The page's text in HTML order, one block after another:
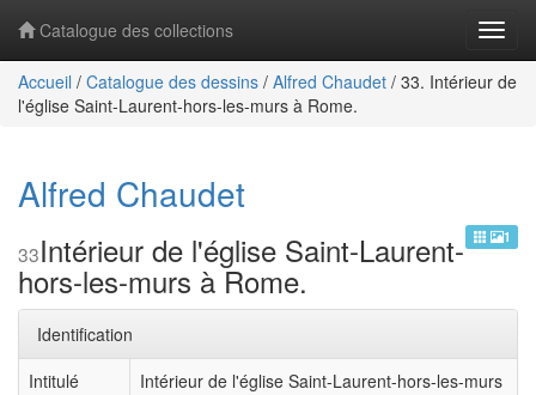
Catalogue des collections
Accueil / Catalogue des dessins / Alfred Chaudet / 33. Intérieur de
l'église Saint-Laurent-hors-les-murs à Rome.
Alfred Chaudet
1
33Intérieur de l'église Saint-Laurent-
hors-les-murs à Rome.
Identification
Intitulé
Intérieur de l'église Saint-Laurent-hors-les-murs